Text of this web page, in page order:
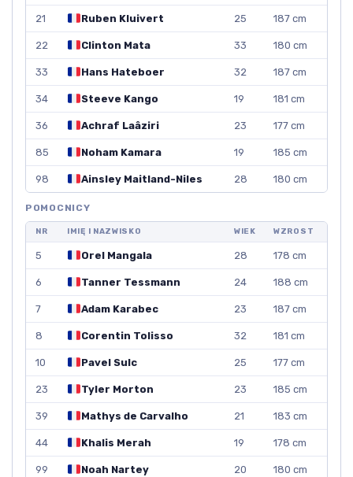
21 Ruben Kluivert 25 187 cm
22 Clinton Mata 33 180 cm
33 Hans Hateboer 32 187 cm
34 Steeve Kango 19 181 cm
36 Achraf Laâziri 23 177 cm
85 Noham Kamara 19 185 cm
98 Ainsley Maitland-Niles 28 180 cm
POMOCNICY
NR IMIĘ I NAZWISKO WIEK WZROST
5 Orel Mangala 28 178 cm
6 Tanner Tessmann 24 188 cm
7 Adam Karabec 23 187 cm
8 Corentin Tolisso 32 181 cm
10 Pavel Sulc 25 177 cm
23 Tyler Morton 23 185 cm
39 Mathys de Carvalho 21 183 cm
44 Khalis Merah 19 178 cm
99 Noah Nartey 20 180 cm